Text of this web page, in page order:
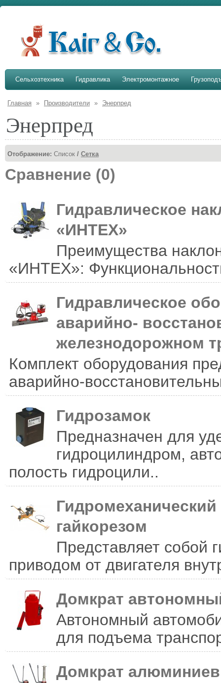
Сельхозтехника Гидравлика Электромонтажное
Главная » Производители » Энерпред
Энерпред
Отображение: Список / Сетка
Сравнение (0)
Гидравлическое
«ИНТЕХ»
Преимущества
«ИНТЕХ»:
Гидравлическое
аварийно-
железнодорожном
Комплект оборудования
аварийно-
Гидрозамок
Предназначен для
гидроцилиндром,
полость гидроцили..
гайкорезом
Представляет собой
приводом от двигателя
Домкрат
Автономный
для подъема
Домкрат